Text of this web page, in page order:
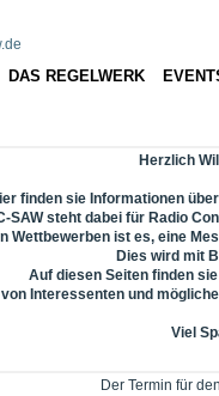
DAS REGELWERK
Herzlich
finden sie Informationen
SAW steht dabei für Radio
Wettbewerben ist es, eine
Dies wird mit
Auf diesen Seiten finden
Interessenten und
Viel
Der Termin für